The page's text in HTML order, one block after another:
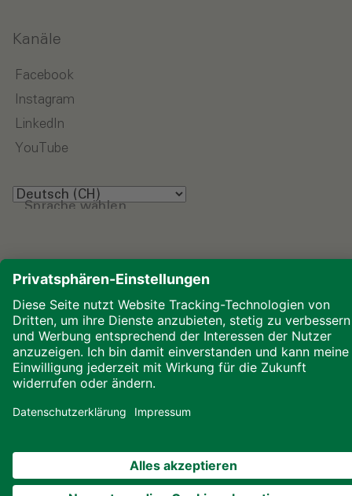
Kanäle
Facebook
Instagram
LinkedIn
YouTube
Sprache wählen
Impressum
Datenschutz
Downloads